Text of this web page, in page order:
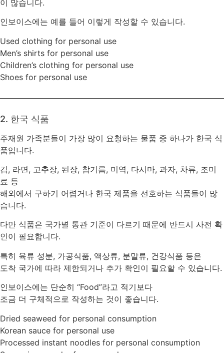
이 많습니다.
인보이스에는 예를 들어 이렇게 작성할 수 있습니다.
Used clothing for personal use
Men’s shirts for personal use
Children’s clothing for personal use
Shoes for personal use
2. 한국 식품
주재원 가족분들이 가장 많이 요청하는 물품 중 하나가 한국 식
품입니다.
김, 라면, 고추장, 된장, 참기름, 미역, 다시마, 과자, 차류, 조미
료 등
해외에서 구하기 어렵거나 한국 제품을 선호하는 식품들이 많
습니다.
다만 식품은 국가별 통관 기준이 다르기 때문에 반드시 사전 확
인이 필요합니다.
특히 육류 성분, 가공식품, 액상류, 분말류, 건강식품 등은
도착 국가에 따라 제한되거나 추가 확인이 필요할 수 있습니다.
인보이스에는 단순히 “Food”라고 적기보다
조금 더 구체적으로 작성하는 것이 좋습니다.
Dried seaweed for personal consumption
Korean sauce for personal use
Processed instant noodles for personal consumption